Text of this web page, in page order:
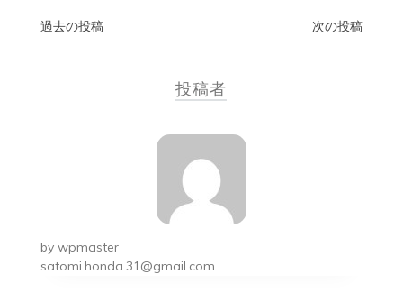
投
シ
ョ
過去の投稿 次の投稿
投稿者
by wpmaster
satomi.honda.31@gmail.com